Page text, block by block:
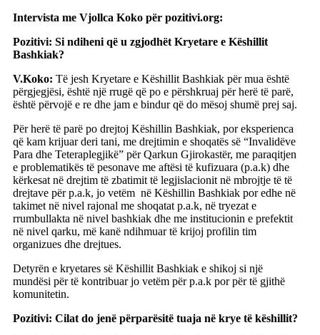
Intervista me Vjollca Koko për pozitivi.org:
Pozitivi: Si ndiheni që u zgjodhët Kryetare e Këshillit
Bashkiak?
V.Koko: Të jesh Kryetare e Këshillit Bashkiak për mua është
përgjegjësi, është një rrugë që po e përshkruaj për herë të parë,
është përvojë e re dhe jam e bindur që do mësoj shumë prej saj.
Për herë të parë po drejtoj Këshillin Bashkiak, por eksperienca
që kam krijuar deri tani, me drejtimin e shoqatës së “Invalidëve
Para dhe Teteraplegjikë” për Qarkun Gjirokastër, me paraqitjen
e problematikës të pesonave me aftësi të kufizuara (p.a.k) dhe
kërkesat në drejtim të zbatimit të legjislacionit në mbrojtje të të
drejtave për p.a.k, jo vetëm në Këshillin Bashkiak por edhe në
takimet në nivel rajonal me shoqatat p.a.k, në tryezat e
rrumbullakta në nivel bashkiak dhe me institucionin e prefektit
në nivel qarku, më kanë ndihmuar të krijoj profilin tim
organizues dhe drejtues.
Detyrën e kryetares së Këshillit Bashkiak e shikoj si një
mundësi për të kontribuar jo vetëm për p.a.k por për të gjithë
komunitetin.
Pozitivi: Cilat do jenë përparësitë tuaja në krye të këshillit?